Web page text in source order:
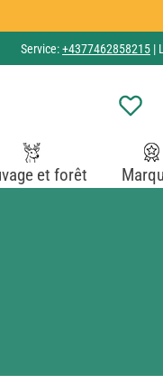
Service:+4377462858215 |
et forêt